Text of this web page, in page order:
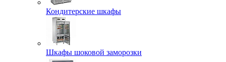
Кондитерские шкафы
Шкафы шоковой заморозки